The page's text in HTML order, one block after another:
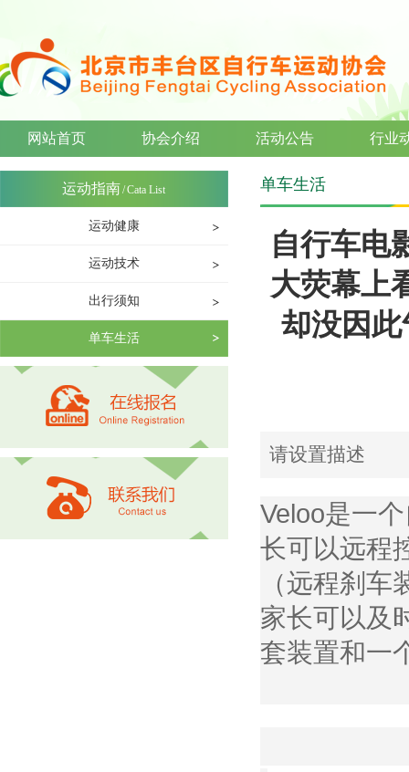
网站首页 协会介绍 活动公告 行业
运动指南/Cata List
运动健康
运动技术
出行须知
单车生活
单车生活
自行车电
大荧幕上
却没因
请设置描述
Veloo是一
长可以远程
（远程刹
家长可以及
套装置和一